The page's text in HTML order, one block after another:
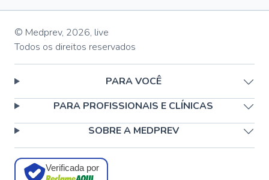
© Medprev, 2026, live
Todos os direitos reservados
PARA VOCÊ
PARA PROFISSIONAIS E CLÍNICAS
SOBRE A MEDPREV
Verificada por